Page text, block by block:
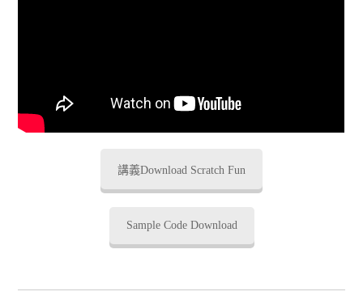
講義Download Scratch Fun
Sample Code Download